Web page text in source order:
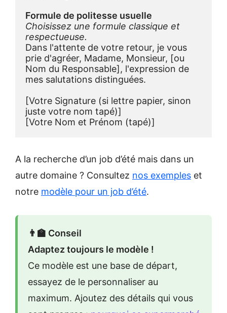
Formule de politesse usuelle
Choisissez une formule classique et
respectueuse.
Dans l'attente de votre retour, je vous
prie d'agréer, Madame, Monsieur, [ou
Nom du Responsable], l'expression de
mes salutations distinguées.
[Votre Signature (si lettre papier, sinon
juste votre nom tapé)]
[Votre Nom et Prénom (tapé)]
A la recherche d’un job d’été mais dans un
autre domaine ? Consultez nos exemples et
notre modèle pour un job d’été.
👨‍🏫 Conseil
Adaptez toujours le modèle !
Ce modèle est une base de départ,
essayez de le personnaliser au
maximum. Ajoutez des détails qui vous